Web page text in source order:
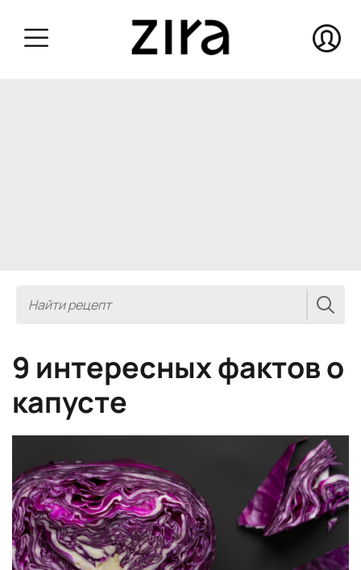
9 интересных фактов о
капусте